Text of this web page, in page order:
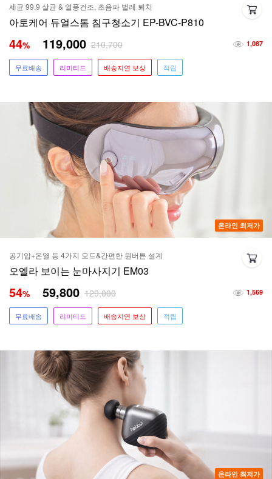
세균 99.9 살균 & 열풍건조, 초음파 벌레 퇴치
아토케어 듀얼스톰 침구청소기 EP-BVC-P810
1,087
44% 119,000 210,700
무료배송 리미티드 배송지연 보상 적립
온라인 최저가
공기압+온열 등 4가지 모드&간편한 원버튼 설계
오엘라 보이는 눈마사지기 EM03
1,569
54% 59,800 129,000
무료배송 리미티드 배송지연 보상 적립
온라인 최저가